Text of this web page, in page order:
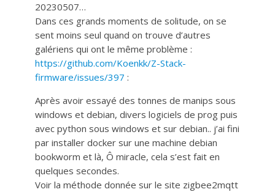
20230507…
Dans ces grands moments de solitude, on se
sent moins seul quand on trouve d’autres
galériens qui ont le même problème :
https://github.com/Koenkk/Z-Stack-
firmware/issues/397 :
Après avoir essayé des tonnes de manips sous
windows et debian, divers logiciels de prog puis
avec python sous windows et sur debian.. j’ai fini
par installer docker sur une machine debian
bookworm et là, Ô miracle, cela s’est fait en
quelques secondes.
Voir la méthode donnée sur le site zigbee2mqtt